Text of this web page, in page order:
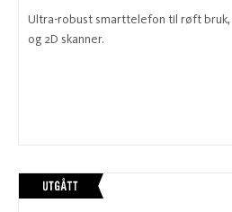
Ultra-robust smarttelefon til røft bruk,
og 2D skanner.